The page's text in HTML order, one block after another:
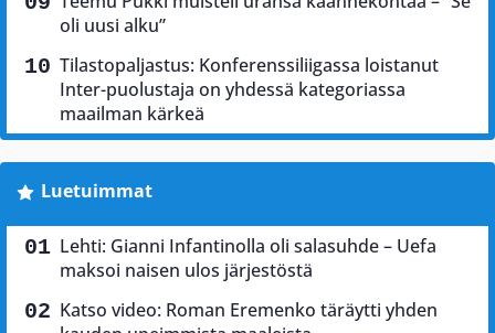
oli uusi alku”
Tilastopaljastus: Konferenssiliigassa loistanut
Inter-puolustaja on yhdessä kategoriassa
maailman kärkeä
Luetuimmat
Lehti: Gianni Infantinolla oli salasuhde – Uefa
maksoi naisen ulos järjestöstä
Katso video: Roman Eremenko täräytti yhden